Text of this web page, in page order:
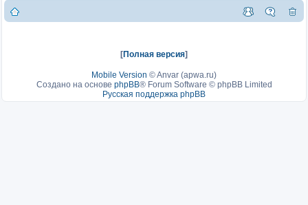
[Полная версия]
Mobile Version ©Anvar (apwa.ru)
Создано на основе phpBB® Forum Software © phpBB Limited
Русская поддержка phpBB